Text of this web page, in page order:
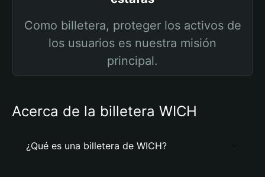
Como billetera, proteger los activos de
los usuarios es nuestra misión
principal.
Acerca de la billetera WICH
¿Qué es una billetera de WICH?